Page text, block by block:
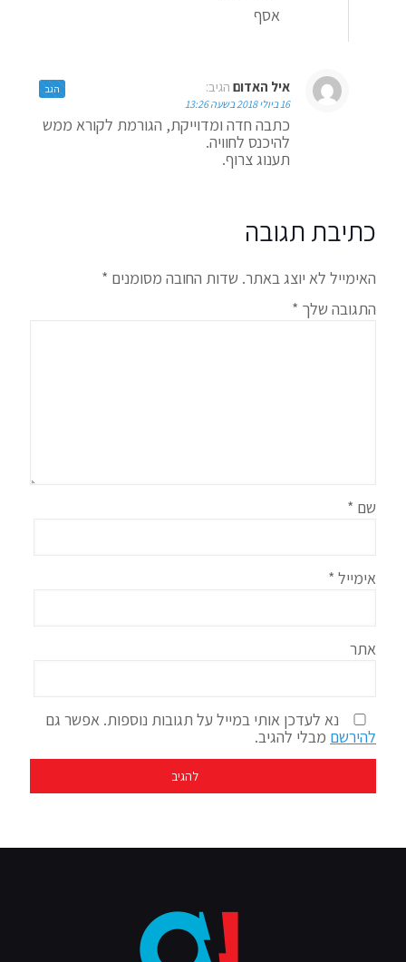
אסף
איל האדום הגיב:
16 ביולי 2018 בשעה 13:26
כתבה חדה ומדוייקת, הגורמת לקורא ממש
להיכנס לחוויה.
תענוג צרוף.
הגב
כתיבת תגובה
האימייל לא יוצג באתר. שדות החובה מסומנים *
התגובה שלך *
שם *
אימייל *
אתר
נא לעדכן אותי במייל על תגובות נוספות. אפשר גם
להירשם מבלי להגיב.